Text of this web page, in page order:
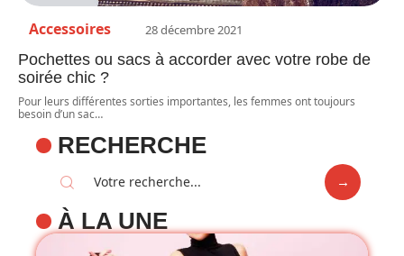
Accessoires 28 décembre 2021
Pochettes ou sacs à accorder avec votre robe de
soirée chic ?
Pour leurs différentes sorties importantes, les femmes ont toujours
besoin d’un sac…
RECHERCHE
À LA UNE